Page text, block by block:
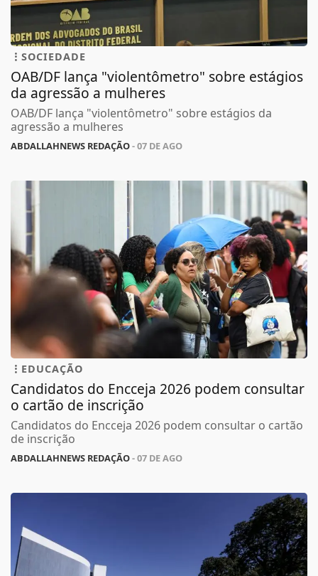
SOCIEDADE
OAB/DF lança "violentômetro" sobre estágios
da agressão a mulheres
OAB/DF lança "violentômetro" sobre estágios da
agressão a mulheres
ABDALLAHNEWS REDAÇÃO- 07 DE AGO
EDUCAÇÃO
Candidatos do Encceja 2026 podem consultar
o cartão de inscrição
Candidatos do Encceja 2026 podem consultar o cartão
de inscrição
ABDALLAHNEWS REDAÇÃO- 07 DE AGO